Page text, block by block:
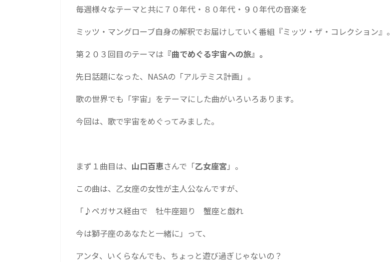
毎週様々なテーマと共に７０年代・８０年代・９０年代の音楽を
ミッツ・マングローブ自身の解釈でお届けしていく番組『ミッツ・ザ・コレクション』。
第２０３回目のテーマは 『曲でめぐる宇宙への旅』。
先日話題になった、NASAの「アルテミス計画」。
歌の世界でも「宇宙」をテーマにした曲がいろいろあります。
今回は、歌で宇宙をめぐってみました。
まず１曲目は、 山口百恵さんで「乙女座宮 」。
この曲は、乙女座の女性が主人公なんですが、
「♪ペガサス経由で 牡牛座廻り 蟹座と戯れ
今は獅子座のあなたと一緒に」って、
アンタ、いくらなんでも、ちょっと遊び過ぎじゃないの？